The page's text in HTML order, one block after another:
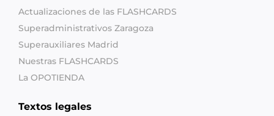
Actualizaciones de las FLASHCARDS
Superadministrativos Zaragoza
Superauxiliares Madrid
Nuestras FLASHCARDS
La OPOTIENDA
Textos legales